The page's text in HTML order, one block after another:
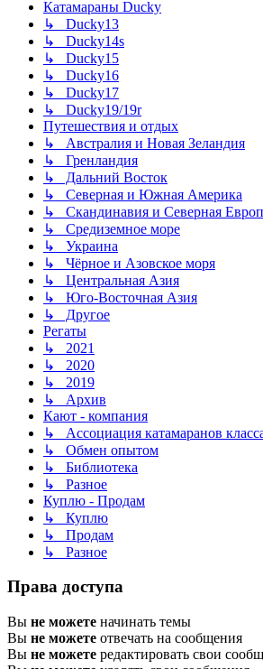
Катамараны Ducky
↳ Ducky13
↳ Ducky14s
↳ Ducky15
↳ Ducky16
↳ Ducky17
↳ Ducky19/19r
Путешествия и отдых
↳ Австралия и Новая Зеландия
↳ Гренландия
↳ Дальний Восток
↳ Северная и Южная Америка
↳ Скандинавия и Северная
↳ Средиземное море
↳ Украина
↳ Чёрное и Азовское моря
↳ Центральная Азия
↳ Юго-Восточная Азия
↳ Другое
Регаты
↳ 2021
↳ 2020
↳ 2019
↳ Архив
Кают - компания
↳ Ассоциация катамаранов
↳ Обмен опытом
↳ Библиотека
↳ Разное
Куплю - Продам
↳ Куплю
↳ Продам
↳ Разное
Права доступа
Вы не можете начинать темы
Вы не можете отвечать на сообщения
Вы не можете редактировать свои